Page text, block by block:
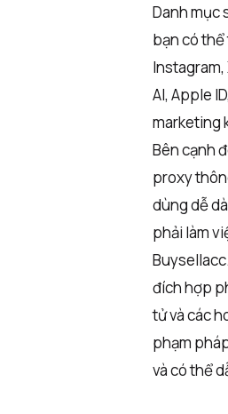
Danh mục
bạn có thể
AI, Apple
marketing
Bên cạnh
proxy
dùng dễ
phải làm
đích hợp
tử và các
phạm
và có thể